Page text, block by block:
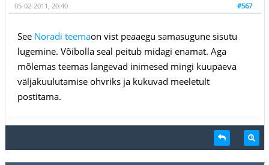
#567
05-02-2011, 20:40
See Noradi teemaon vist peaaegu samasugune sisutu
lugemine. Võibolla seal peitub midagi enamat. Aga
mõlemas teemas langevad inimesed mingi kuupäeva
väljakuulutamise ohvriks ja kukuvad meeletult
postitama.